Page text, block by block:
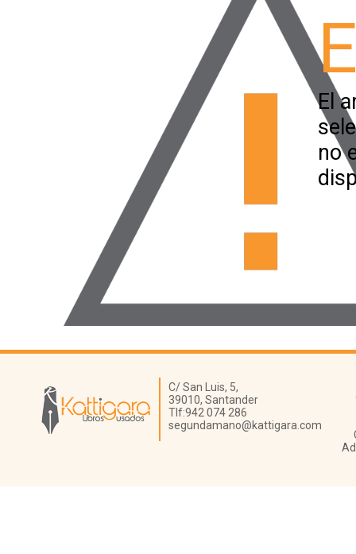
El
no
Librería Kattigara
C/ San Luis, 5,
39010, Santander
Tlf:942 074 286
segundamano@kattigara.com